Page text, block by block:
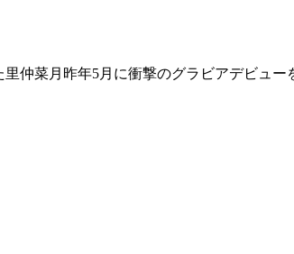
里仲菜月昨年5月に衝撃のグラビアデビュ